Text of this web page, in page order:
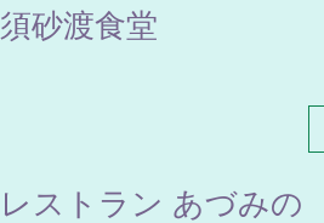
須砂渡食堂
レストラン あづみの